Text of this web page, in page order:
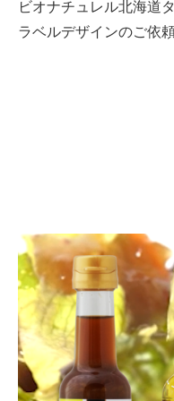
ビオナチュレル北海道
ラベルデザインのご依